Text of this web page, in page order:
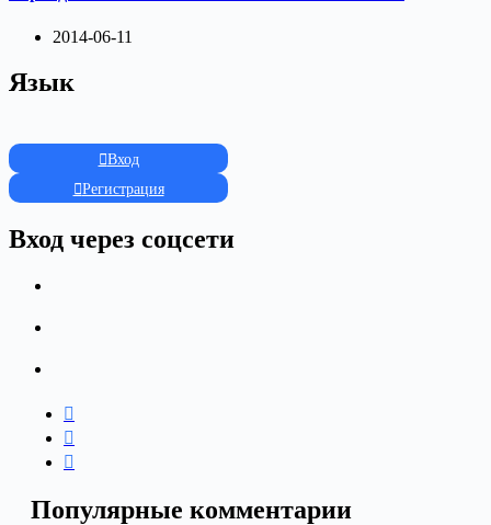
2014-06-11
Язык
Вход
Регистрация
Вход через соцсети
Популярные комментарии